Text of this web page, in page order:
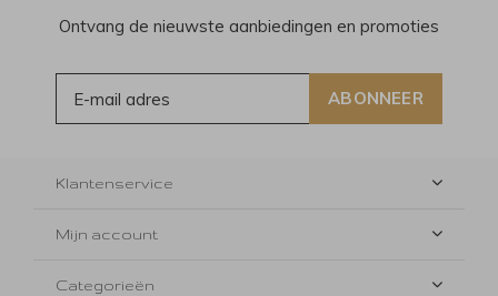
Ontvang de nieuwste aanbiedingen en promoties
ABONNEER
Klantenservice
Mijn account
Categorieën